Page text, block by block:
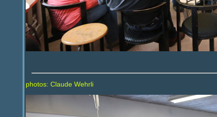
photos: Claude Wehrli